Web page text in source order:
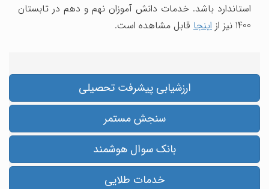
استاندارد باشد. خدمات دانش آموزان نهم و دهم در تابستان
1400 نیز از
اینجا قابل مشاهده است.
ارزشیابی پیشرفت تحصیلی
سنجش مستمر
بانک سوال هوشمند
خدمات طلایی